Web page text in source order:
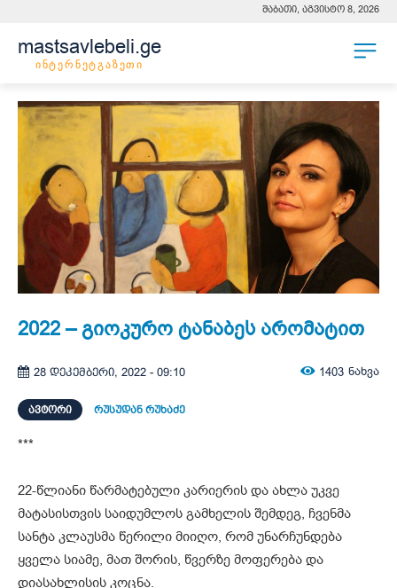
შაბათი, აგვისტო 8, 2026
mastsavlebeli.ge
ინტერნეტგაზეთი
2022 – გიოკურო ტანაბეს არომატით
28 დეკემბერი, 2022 - 09:10 1403 ნახვა
ᲐᲕᲢᲝᲠᲘ რუსუდან რუხაძე
***
22-წლიანი წარმატებული კარიერის და ახლა უკვე
მატასისთვის საიდუმლოს გამხელის შემდეგ, ჩვენმა
სანტა კლაუსმა წერილი მიიღო, რომ უნარჩუნდება
ყველა სიამე, მათ შორის, წვერზე მოფერება და
დიასახლისის კოცნა.